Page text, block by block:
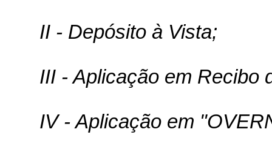
II - Depósito à Vista;
III - Aplicação em Recibo
IV - Aplicação em